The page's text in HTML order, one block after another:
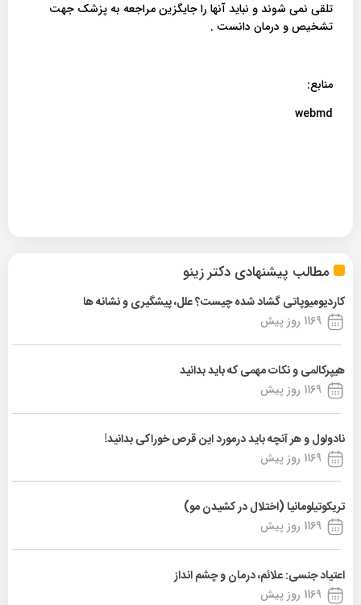
مطالب پیشنهادی دکتر زینو
کاردیومیوپاتی گشاد شده چیست؟ علل، پیشگیری و نشانه ها
1169 روز پیش
هیپرکالمی و نکات مهمی که باید بدانید
1169 روز پیش
نادولول و هر آنچه باید درمورد این قرص خوراکی بدانید!
1169 روز پیش
تریکوتیلومانیا (اختلال در کشیدن مو)
1169 روز پیش
اعتیاد جنسی: علائم، درمان و چشم انداز
1169 روز پیش
تلقی نمی شوند و نباید آنها را جایگزین مراجعه به پزشک جهت
تشخیص و درمان دانست .
منابع:
webmd